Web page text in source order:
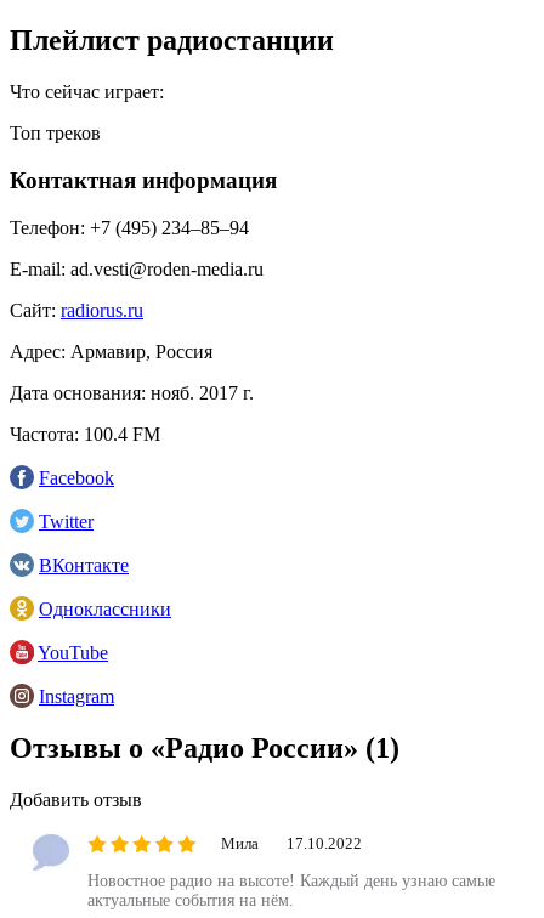
Плейлист радиостанции
Что сейчас играет:
Топ треков
Контактная информация
Телефон: +7 (495) 234‒85‒94
E-mail: ad.vesti@roden-media.ru
Сайт: radiorus.ru
Адрес: Армавир, Россия
Дата основания: нояб. 2017 г.
Частота: 100.4 FM
Facebook
Twitter
ВКонтакте
Одноклассники
YouTube
Instagram
Отзывы о «Радио России» (1)
Добавить отзыв
Мила 17.10.2022
Новостное радио на высоте! Каждый день узнаю самые
актуальные события на нём.